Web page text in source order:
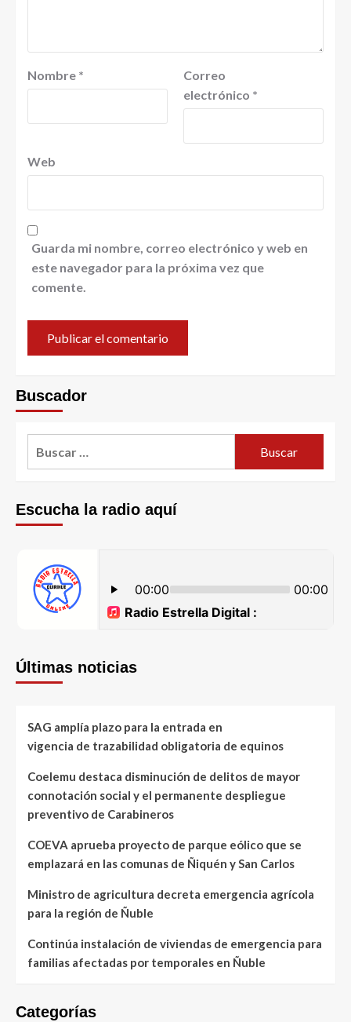
Nombre *
Correo
electrónico *
Web
Guarda mi nombre, correo electrónico y web en
este navegador para la próxima vez que
comente.
Buscador
Escucha la radio aquí
Últimas noticias
SAG amplía plazo para la entrada en
vigencia de trazabilidad obligatoria de equinos
Coelemu destaca disminución de delitos de mayor
connotación social y el permanente despliegue
preventivo de Carabineros
COEVA aprueba proyecto de parque eólico que se
emplazará en las comunas de Ñiquén y San Carlos
Ministro de agricultura decreta emergencia agrícola
para la región de Ñuble
Continúa instalación de viviendas de emergencia para
familias afectadas por temporales en Ñuble
Categorías